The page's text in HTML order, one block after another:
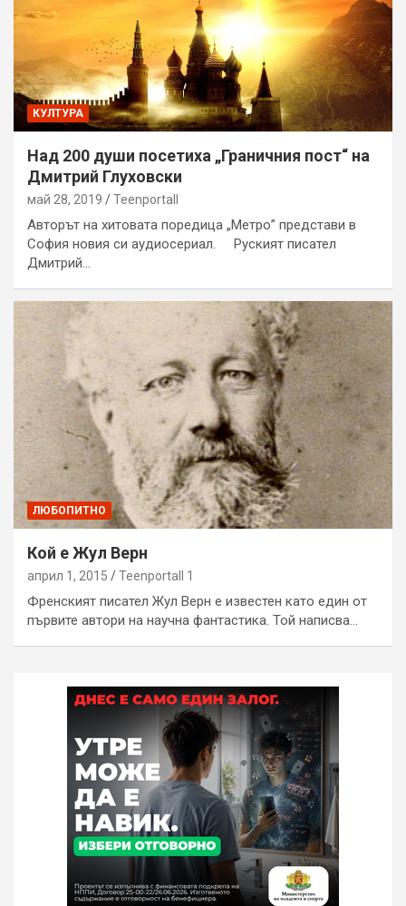
КУЛТУРА
Над 200 души посетиха „Граничния пост“ на
Дмитрий Глуховски
май 28, 2019 Teenportall
Авторът на хитовата поредица „Метро” представи в
София новия си аудиосериал. Руският писател
Дмитрий…
ЛЮБОПИТНО
Кой е Жул Верн
април 1, 2015 Teenportall 1
Френският писател Жул Верн е известен като един от
първите автори на научна фантастика. Той написва…